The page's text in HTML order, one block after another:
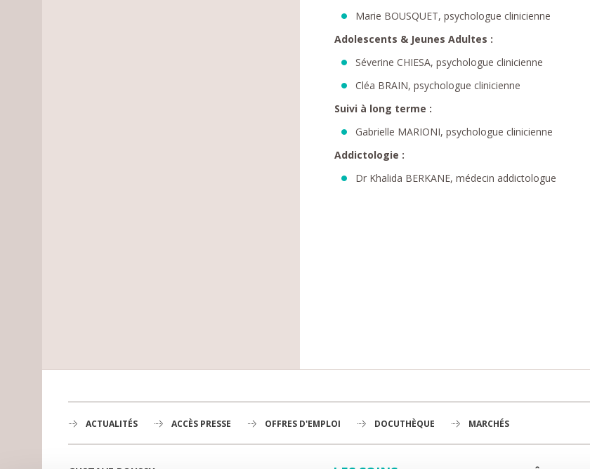
Marie BOUSQUET, psychologue clinicienne
Adolescents & Jeunes Adultes :
Séverine CHIESA, psychologue clinicienne
Cléa BRAIN, psychologue clinicienne
Suivi à long terme :
Gabrielle MARIONI, psychologue clinicienne
Addictologie :
Dr Khalida BERKANE, médecin addictologue
ACTUALITÉS ACCÈS PRESSE OFFRES D'EMPLOI DOCUTHÈQUE MARCHÉS